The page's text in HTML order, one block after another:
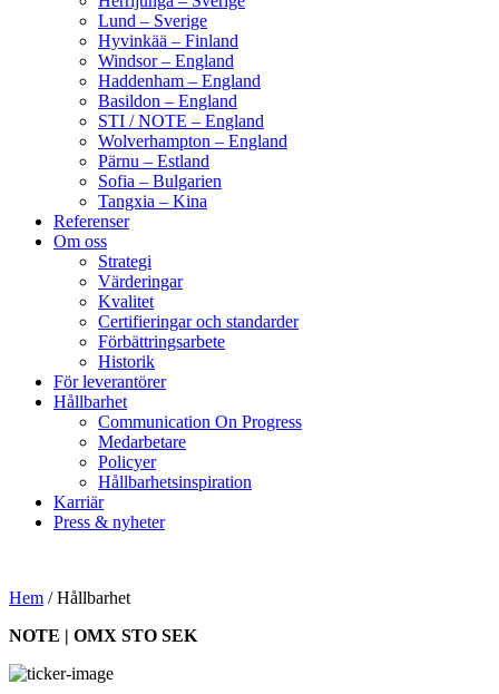
Lund – Sverige
Hyvinkää – Finland
Windsor – England
Haddenham – England
Basildon – England
STI / NOTE – England
Wolverhampton – England
Pärnu – Estland
Sofia – Bulgarien
Tangxia – Kina
Referenser
Om oss
Strategi
Värderingar
Kvalitet
Certifieringar och standarder
Förbättringsarbete
Historik
För leverantörer
Hållbarhet
Communication On Progress
Medarbetare
Policyer
Hållbarhetsinspiration
Karriär
Press & nyheter
Hem /Hållbarhet
NOTE | OMX STO SEK